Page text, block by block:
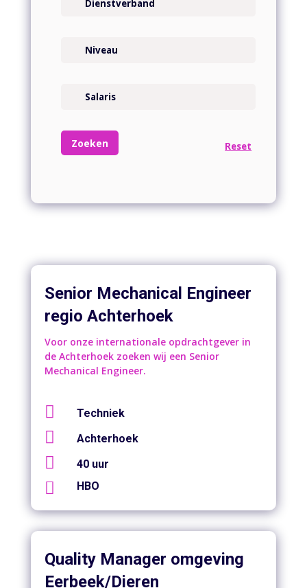
Senior Mechanical Engineer
regio Achterhoek
Voor onze internationale opdrachtgever in
de Achterhoek zoeken wij een Senior
Mechanical Engineer.
 Techniek
 Achterhoek
 40 uur
 HBO
Quality Manager omgeving
Eerbeek/Dieren